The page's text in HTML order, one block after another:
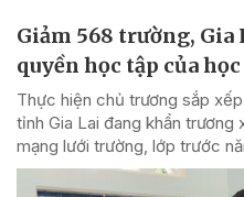
Giảm 568 trường, Gia
quyền học tập của
Thực hiện chủ trương sắp
tỉnh Gia Lai đang khẩn
mạng lưới trường, lớp trước